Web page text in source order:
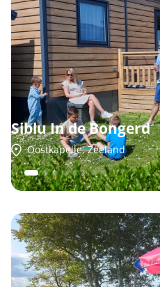
Siblu In de Bongerd
Oostkapelle, Zeeland